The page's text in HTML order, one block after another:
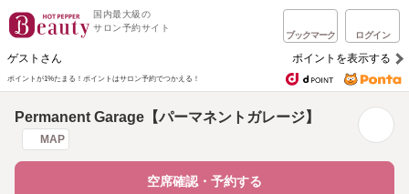
国内最大級の
サロン予約サイト
ブックマーク ログイン
ゲストさん ポイントを表示する
ポイントが1%たまる！ ポイントはサロン予約でつかえる！
Permanent Garage【パーマネントガレージ】
MAP
空席確認・予約する